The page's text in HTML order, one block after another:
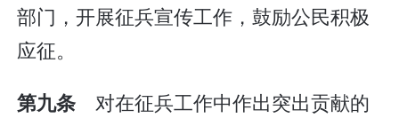
部门，开展征兵宣传工作，鼓励公民积极
应征。
第九条 对在征兵工作中作出突出贡献的